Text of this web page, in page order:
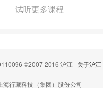
试听更多课程
©2007-2016 沪江 | 关于沪江
上海行藏科技（集团）股份公司